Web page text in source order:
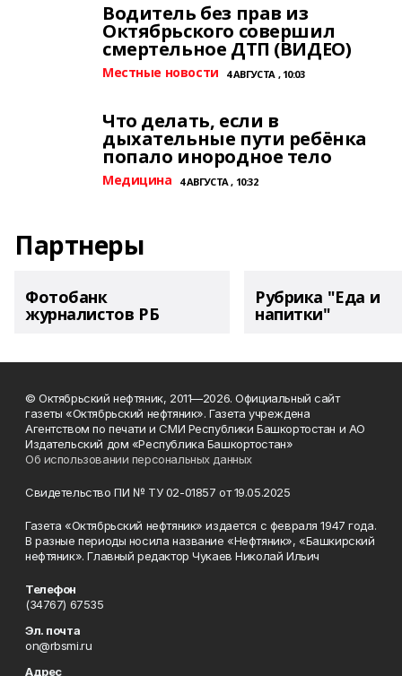
Водитель без прав из
Октябрьского совершил
смертельное ДТП (ВИДЕО)
Местные новости 4 АВГУСТА , 10:03
Что делать, если в
дыхательные пути ребёнка
попало инородное тело
Медицина 4 АВГУСТА , 10:32
Партнеры
Фотобанк
журналистов РБ
Рубрика "Еда и
напитки"
© Октябрьский нефтяник, 2011—2026. Официальный сайт
газеты «Октябрьский нефтяник». Газета учреждена
Агентством по печати и СМИ Республики Башкортостан и АО
Издательский дом «Республика Башкортостан»
Об использовании персональных данных
Свидетельство ПИ № ТУ 02-01857 от 19.05.2025
Газета «Октябрьский нефтяник» издается с февраля 1947 года.
В разные периоды носила название «Нефтяник», «Башкирский
нефтяник». Главный редактор Чукаев Николай Ильич
Телефон
(34767) 67535
Эл. почта
on@rbsmi.ru
Адрес